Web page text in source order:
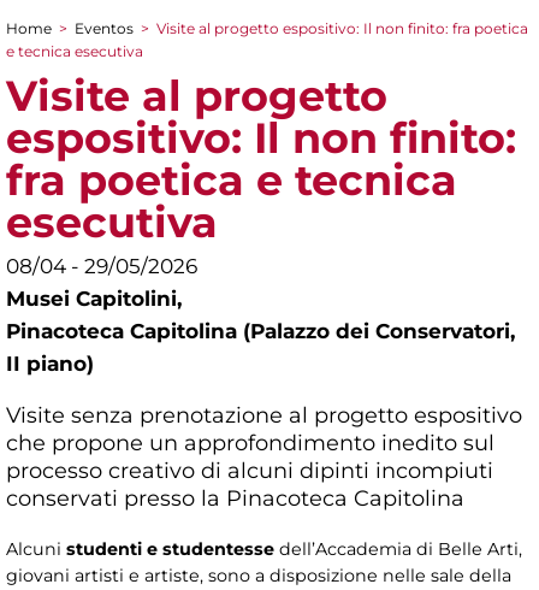
You are here
Home > Eventos > Visite al progetto espositivo: Il non finito: fra poetica
e tecnica esecutiva
Visite al progetto
espositivo: Il non finito:
fra poetica e tecnica
esecutiva
08/04 - 29/05/2026
Musei Capitolini,
Pinacoteca Capitolina (Palazzo dei Conservatori,
II piano)
Visite senza prenotazione al progetto espositivo
che propone un approfondimento inedito sul
processo creativo di alcuni dipinti incompiuti
conservati presso la Pinacoteca Capitolina
Alcuni studenti e studentesse dell’Accademia di Belle Arti,
giovani artisti e artiste, sono a disposizione nelle sale della